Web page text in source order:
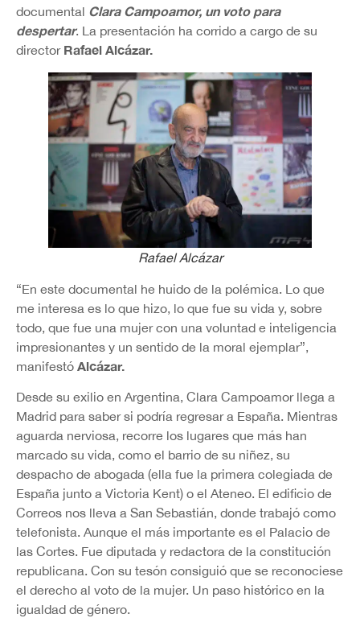
documental Clara Campoamor, un voto para
despertar. La presentación ha corrido a cargo de su
director Rafael Alcázar.
Rafael Alcázar
“En este documental he huido de la polémica. Lo que
me interesa es lo que hizo, lo que fue su vida y, sobre
todo, que fue una mujer con una voluntad e inteligencia
impresionantes y un sentido de la moral ejemplar”,
manifestó Alcázar.
Desde su exilio en Argentina, Clara Campoamor llega a
Madrid para saber si podría regresar a España. Mientras
aguarda nerviosa, recorre los lugares que más han
marcado su vida, como el barrio de su niñez, su
despacho de abogada (ella fue la primera colegiada de
España junto a Victoria Kent) o el Ateneo. El edificio de
Correos nos lleva a San Sebastián, donde trabajó como
telefonista. Aunque el más importante es el Palacio de
las Cortes. Fue diputada y redactora de la constitución
republicana. Con su tesón consiguió que se reconociese
el derecho al voto de la mujer. Un paso histórico en la
igualdad de género.